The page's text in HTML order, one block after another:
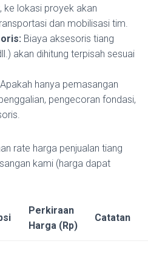
ke lokasi proyek akan
dan mobilisasi tim.
Biaya aksesoris tiang
akan dihitung terpisah sesuai
Apakah hanya pemasangan
pengecoran fondasi,
rate harga penjualan tiang
kami (harga dapat
Perkiraan
Harga (Rp)
Catatan